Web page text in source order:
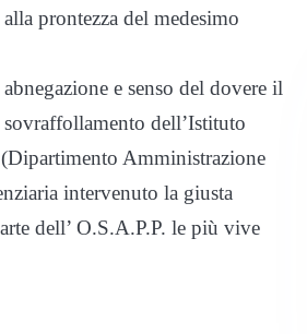
prontezza del medesimo
e senso del dovere il
dell’Istituto
Amministrazione
intervenuto la giusta
dell’ O.S.A.P.P. le più vive